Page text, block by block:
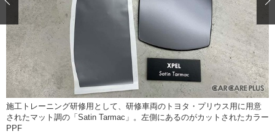
自動車豆知識 ストップ！不具合修理＆粗悪修理
鈑金・塗装
ディテイリング 洗車
ヘッドライト磨き コーティング
フィルム・ラッピング
鈑金・塗装
小キズ直し 防錆
特集記事
ストップ 不具合修理＆粗悪修理
カーメーカー「旧車」関連プロジェ
クト
コラム
ショップ紹介
ショップレポート プロショップ検索
レストア
カーメーカー「旧車」関連プロジ
ェクト
コラム
イベント
施工トレーニング研修用として、研修車両のトヨタ・プリウス用に用意
されたマット調の「Satin Tarmac」。左側にあるのがカットされたカラー
PPF